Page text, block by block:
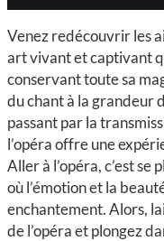
Venez redécouvrir les
art vivant et captivant
conservant toute sa
du chant à la grandeur
passant par la
l’opéra offre une
Aller à l’opéra, c’est
où l’émotion et la
enchantement. Alors,
de l’opéra et plongez